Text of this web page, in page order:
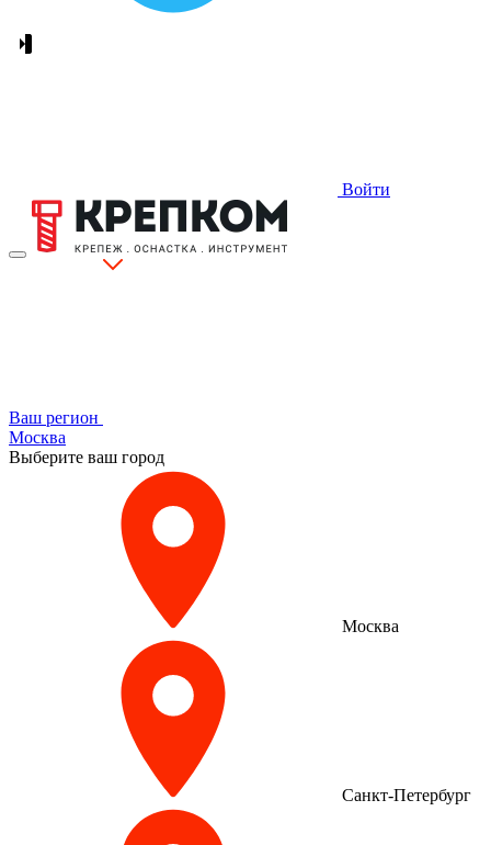
Войти
Ваш регион
Москва
Выберите ваш город
Москва
Санкт-Петербург